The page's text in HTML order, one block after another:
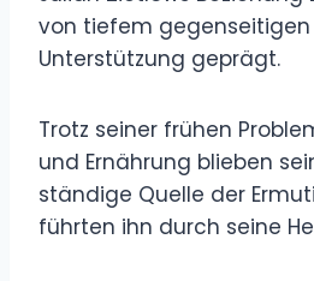
von tiefem gegenseitigen
Unterstützung geprägt.
Trotz seiner frühen
und Ernährung blieben
ständige Quelle der
führten ihn durch seine